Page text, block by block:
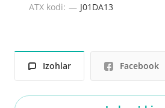
ATX kodi: — J01DA13
Izohlar Facebook